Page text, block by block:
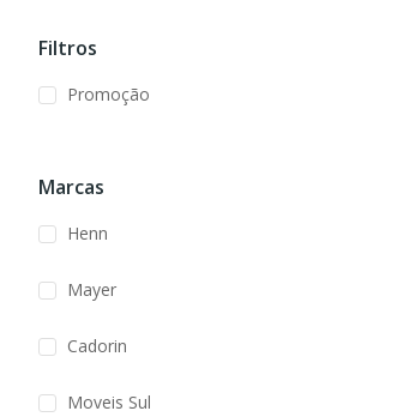
Filtros
Promoção
Marcas
Henn
Mayer
Cadorin
Moveis Sul